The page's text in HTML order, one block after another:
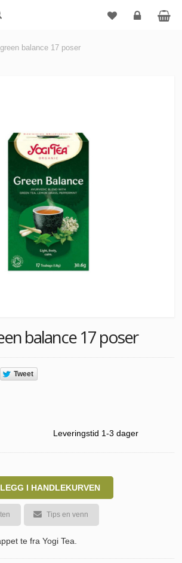
balance 17 poser
balance 17 poser
Tweet
Leveringstid 1-3 dager
LEGG I HANDLEKURVEN
Tips en venn
te fra Yogi Tea.